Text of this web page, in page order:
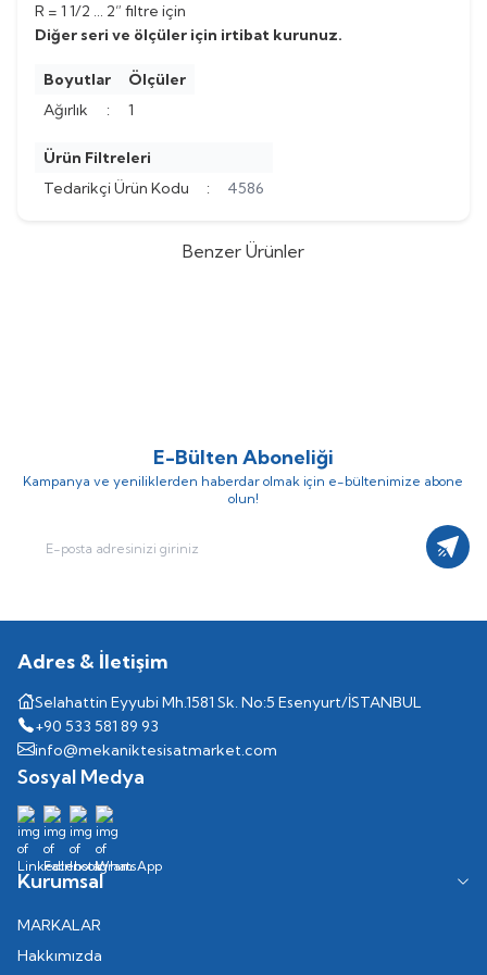
R = 1 1/2 … 2” filtre için
Diğer seri ve ölçüler için irtibat kurunuz.
Boyutlar
Ölçüler
Ağırlık
: 1
Ürün Filtreleri
Tedarikçi Ürün Kodu
: 4586
Benzer Ürünler
E-Bülten Aboneliği
Kampanya ve yeniliklerden haberdar olmak için e-bültenimize abone
olun!
Adres & İletişim
Selahattin Eyyubi Mh.1581 Sk. No:5 Esenyurt/İSTANBUL
+90 533 581 89 93
info@mekaniktesisatmarket.com
Sosyal Medya
Kurumsal
MARKALAR
Hakkımızda